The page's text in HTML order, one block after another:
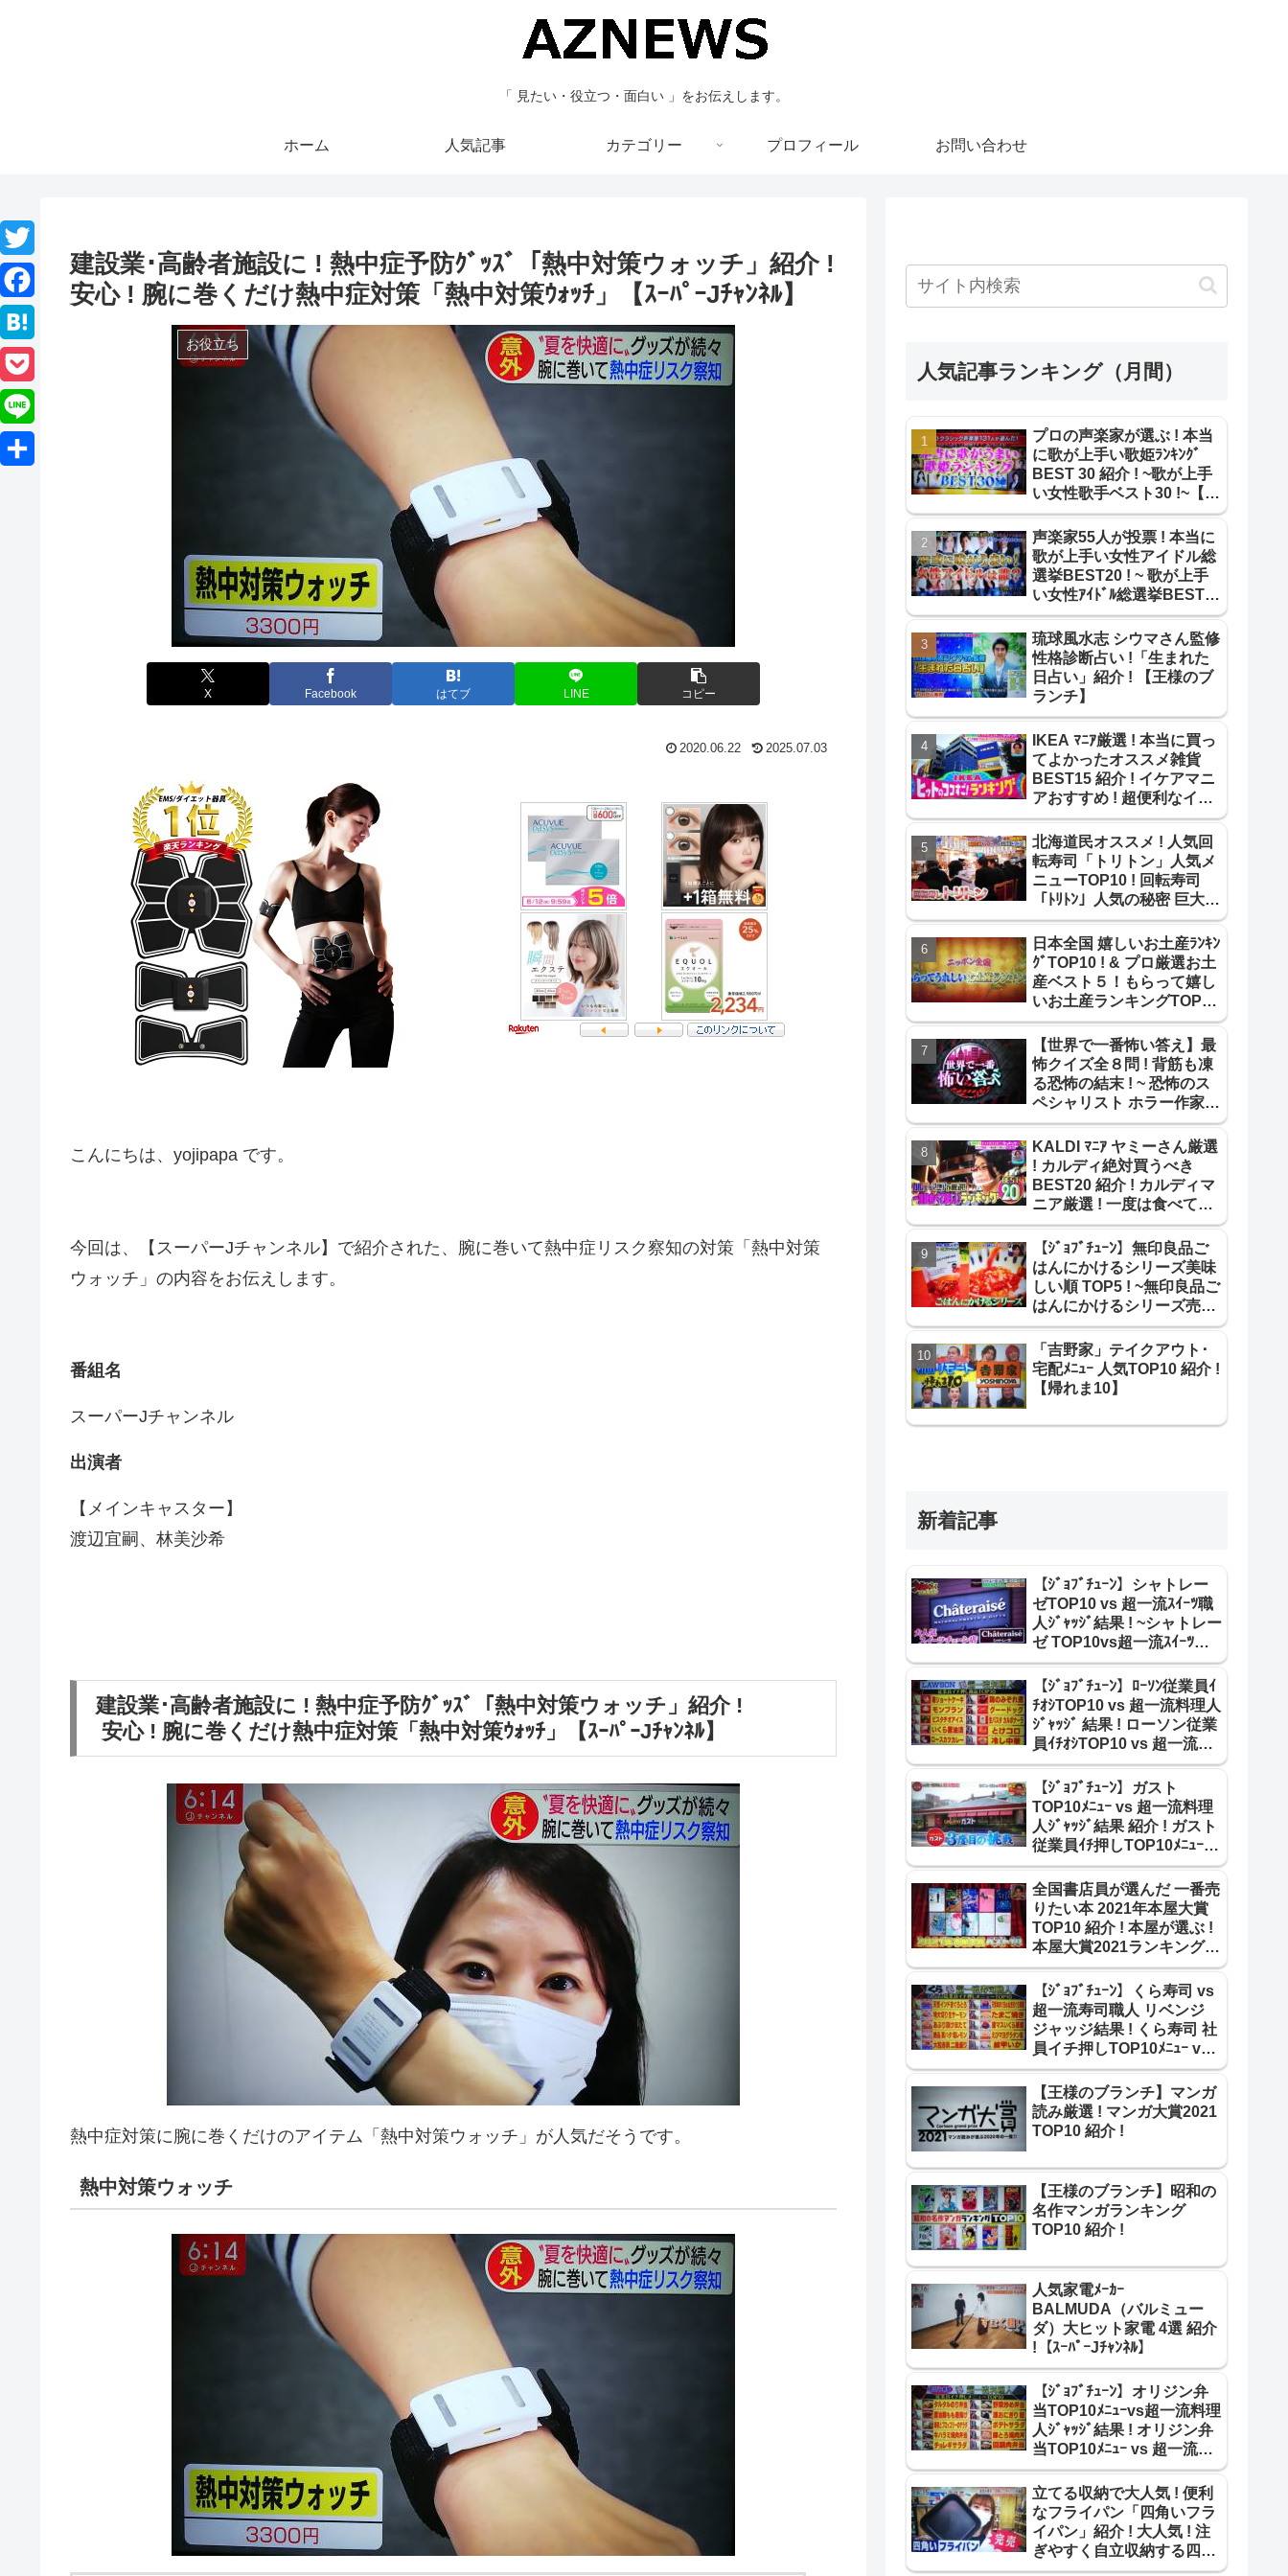
「 見たい・役立つ・面白い 」をお伝えします。
ホーム 人気記事 カテゴリー プロフィール お問い合わせ
建設業･高齢者施設に ! 熱中症予防ｸﾞｯｽﾞ「熱中対策ウォッチ」紹介 !
安心 ! 腕に巻くだけ熱中症対策「熱中対策ｳｫｯﾁ」【ｽｰﾊﾟｰJﾁｬﾝﾈﾙ】
お役立ち
X Facebook はてブ LINE コピー
2020.06.22 2025.07.03
こんにちは、yojipapa です。
今回は、【スーパーJチャンネル】で紹介された、腕に巻いて熱中症リスク察知の対策「熱中対策
ウォッチ」の内容をお伝えします。
番組名
スーパーJチャンネル
出演者
【メインキャスター】
渡辺宜嗣、林美沙希
建設業･高齢者施設に ! 熱中症予防ｸﾞｯｽﾞ「熱中対策ウォッチ」紹介 !
安心 ! 腕に巻くだけ熱中症対策「熱中対策ｳｫｯﾁ」【ｽｰﾊﾟｰJﾁｬﾝﾈﾙ】
熱中症対策に腕に巻くだけのアイテム「熱中対策ウォッチ」が人気だそうです。
熱中対策ウォッチ
T
w
i
t
t
e
F
a
c
e
b
H
a
t
e
P
o
c
L
人気記事ランキング（月間）
プロの声楽家が選ぶ ! 本当
に歌が上手い歌姫ﾗﾝｷﾝｸﾞ
BEST 30 紹介 ! ~歌が上手
い女性歌手ベスト30 !~【本
当のとこ教えてランキン
グ】
声楽家55人が投票 ! 本当に
歌が上手い女性アイドル総
選挙BEST20 ! ~ 歌が上手
い女性ｱｲﾄﾞﾙ総選挙BEST20
! ~【1番だけが知ってい
る】
琉球風水志 シウマさん監修
性格診断占い !「生まれた
日占い」紹介 ! 【王様のブ
ランチ】
IKEA ﾏﾆｱ厳選 ! 本当に買っ
てよかったオススメ雑貨
BEST15 紹介 ! イケアマニ
アおすすめ ! 超便利なイケ
ア雑貨ﾍﾞｽﾄ15 !【ｻﾀﾃﾞｰﾌﾟﾗ
ｽ】
北海道民オススメ ! 人気回
転寿司「トリトン」人気メ
ニューTOP10 ! 回転寿司
「ﾄﾘﾄﾝ」人気の秘密 巨大寿
司ネタ【教えてもらう前と
後】
日本全国 嬉しいお土産ﾗﾝｷﾝ
ｸﾞTOP10 ! & プロ厳選お土
産ベスト５！もらって嬉し
いお土産ランキングTOP10
紹介!【よじごじDays】
【世界で一番怖い答え】最
怖クイズ全８問 ! 背筋も凍
る恐怖の結末 ! ~ 恐怖のス
ペシャリスト ホラー作家が
作成 最怖推理問題まとめ !
~KALDI ﾏﾆｱ ヤミーさん厳選
! カルディ絶対買うべき
BEST20 紹介 ! カルディマ
ニア厳選 ! 一度は食べて欲
しいBEST20 !【ｻﾀﾃﾞｰﾌﾟﾗ
ｽ】
【ｼﾞｮﾌﾞﾁｭｰﾝ】無印良品ご
はんにかけるシリーズ美味
しい順 TOP5 ! ~無印良品ご
はんにかけるシリーズ売り
上げ＆美味しい順 TOP5 !~
「吉野家」テイクアウト･
宅配ﾒﾆｭｰ 人気TOP10 紹介 !
【帰れま10】
新着記事
【ｼﾞｮﾌﾞﾁｭｰﾝ】シャトレー
ゼTOP10 vs 超一流ｽｲｰﾂ職
人ｼﾞｬｯｼﾞ結果 ! ~シャトレー
ゼ TOP10vs超一流ｽｲｰﾂ職
人 合格･不合格ｼﾞｬｯｼﾞ結果~
【ｼﾞｮﾌﾞﾁｭｰﾝ】ﾛｰｿﾝ従業員ｲ
ﾁｵｼTOP10 vs 超一流料理人
ｼﾞｬｯｼﾞ 結果 ! ローソン従業
員ｲﾁｵｼTOP10 vs 超一流料
理人 ｼﾞｬｯｼﾞ結果 紹介 !
2105
【ｼﾞｮﾌﾞﾁｭｰﾝ】ガスト
TOP10ﾒﾆｭｰ vs 超一流料理
人ｼﾞｬｯｼﾞ結果 紹介 ! ガスト
従業員ｲﾁ押しTOP10ﾒﾆｭｰ
vs 超一流料理人 合格･不合
格 結果 !
全国書店員が選んだ 一番売
りたい本 2021年本屋大賞
TOP10 紹介 ! 本屋が選ぶ !
本屋大賞2021ランキング
TOP10【王様のブランチ】
【ｼﾞｮﾌﾞﾁｭｰﾝ】くら寿司 vs
超一流寿司職人 リベンジ
ジャッジ結果 ! くら寿司 社
員イチ押しTOP10ﾒﾆｭｰ vs
超一流寿司職人 ﾘﾍﾞﾝｼﾞ結果
【王様のブランチ】マンガ
読み厳選 ! マンガ大賞2021
TOP10 紹介 !
【王様のブランチ】昭和の
名作マンガランキング
TOP10 紹介 !
人気家電ﾒｰｶｰ
BALMUDA（バルミュー
ダ）大ヒット家電 4選 紹介
!【ｽｰﾊﾟｰJﾁｬﾝﾈﾙ】
【ｼﾞｮﾌﾞﾁｭｰﾝ】オリジン弁
当TOP10ﾒﾆｭｰvs超一流料理
人ｼﾞｬｯｼﾞ結果 ! オリジン弁
当TOP10ﾒﾆｭｰ vs 超一流料
理人 合格･不合格 結果 紹介
!立てる収納で大人気 ! 便利
なフライパン「四角いフラ
イパン」紹介 ! 大人気 ! 注
ぎやすく自立収納する四角
いフライパン【ｽｰﾊﾟｰJﾁｬﾝﾈ